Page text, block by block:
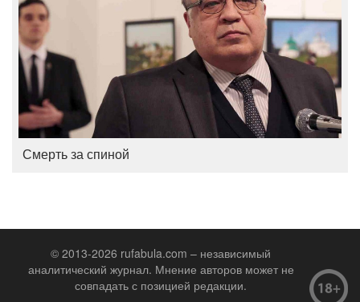
Смерть за спиной
© 2013-2026 rufabula.com – независимый
аналитический журнал. Мнение авторов может не
совпадать с позицией редакции.